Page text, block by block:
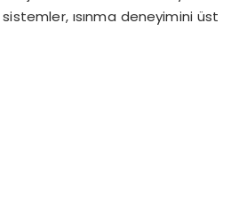
ısınma deneyimini üst